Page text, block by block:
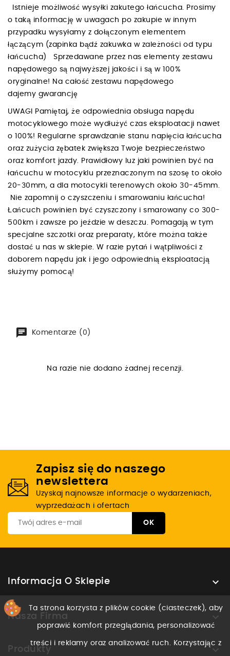
Istnieje możliwość wysyłki zakutego łańcucha. Prosimy
o taką informację w uwagach po zakupie w innym
przypadku wysyłamy z dołączonym elementem
łączącym (zapinka bądź zakuwka w zależności od typu
łańcucha) Sprzedawane przez nas elementy zestawu
napędowego są najwyższej jakości i są w 100%
oryginalne! Na całość zestawu napędowego
dajemy gwarancję
UWAGI Pamiętaj, że odpowiednia obsługa napędu
motocyklowego może wydłużyć czas eksploatacji nawet
o 100%! Regularne sprawdzanie stanu napięcia łańcucha
oraz zużycia zębatek zwiększa Twoje bezpieczeństwo
oraz komfort jazdy. Prawidłowy luz jaki powinien być na
łańcuchu w motocyklu przeznaczonym na szosę to około
20-30mm, a dla motocykli terenowych około 30-45mm.
Nie zapomnij o czyszczeniu i smarowaniu łańcucha!
Łańcuch powinien być czyszczony i smarowany co 300-
500km i zawsze po jeździe w deszczu. Pomagają w tym
specjalne szczotki oraz preparaty, które można także
dostać u nas w sklepie. W razie pytań i wątpliwości z
doborem napędu jak i jego odpowiednią eksploatacją
służymy pomocą!
Komentarze (0)
Na razie nie dodano żadnej recenzji.
Zapisz się do naszego
newslettera
Uzyskaj najnowsze informacje o wydarzeniach,
wyprzedażach i ofertach
Informacja O Sklepie 
Nasza Firma 
Produkty 
Ta strona korzysta z plików cookie (ciasteczek), aby
poprawić komfort przeglądania, personalizować
treści i reklamy oraz analizować ruch. Korzystając z